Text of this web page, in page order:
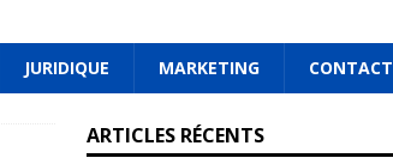
JURIDIQUE MARKETING CONTACT
ARTICLES RÉCENTS